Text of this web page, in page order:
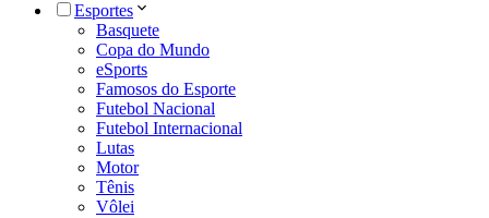
Esportes
Basquete
Copa do Mundo
eSports
Famosos do Esporte
Futebol Nacional
Futebol Internacional
Lutas
Motor
Tênis
Vôlei